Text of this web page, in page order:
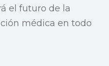
el futuro de la
médica en todo